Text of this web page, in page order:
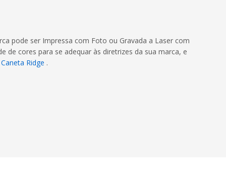
pode ser Impressa com Foto ou Gravada a Laser com
de cores para se adequar às diretrizes da sua marca, e
Caneta Ridge .